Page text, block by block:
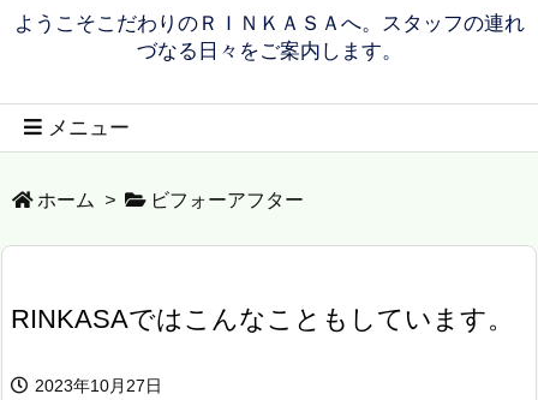
ようこそこだわりのＲＩＮＫＡＳＡへ。スタッフの連れ
づなる日々をご案内します。
メニュー
ホーム > ビフォーアフター
RINKASAではこんなこともしています。
2023年10月27日